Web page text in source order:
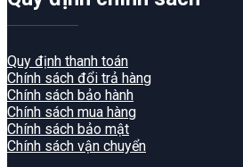
Quy định thanh toán
Chính sách đổi trả hàng
Chính sách bảo hành
Chính sách mua hàng
Chính sách bảo mật
Chính sách vận chuyển